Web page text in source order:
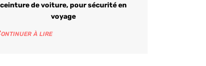
ceinture de voiture, pour sécurité en
voyage
à lire